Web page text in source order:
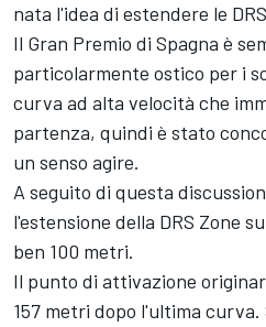
nata l'idea di estendere le
Il Gran Premio di Spagna è
particolarmente ostico per i
curva ad alta velocità che
partenza, quindi è stato
un senso agire.
A seguito di questa
l'estensione della DRS Zone
ben 100 metri.
Il punto di attivazione
157 metri dopo l'ultima